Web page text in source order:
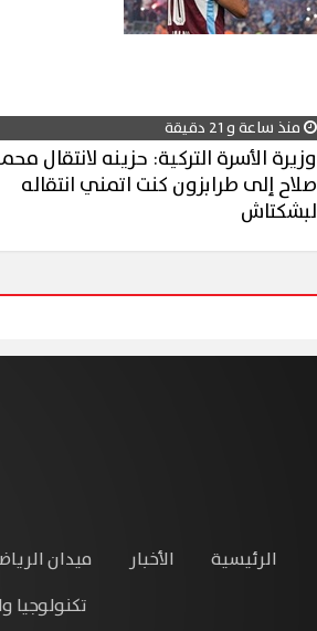
منذ ساعة و 21 دقيقة
وزيرة الأسرة التركية: حزينه لانتقال
صلاح إلى طرابزون كنت اتمني انتقاله
لبشكتاش
الرئيسية الأخبار ميدان
تكنولوجيا